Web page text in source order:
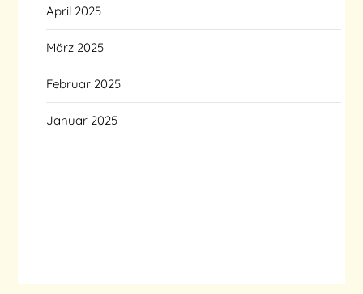
April 2025
März 2025
Februar 2025
Januar 2025